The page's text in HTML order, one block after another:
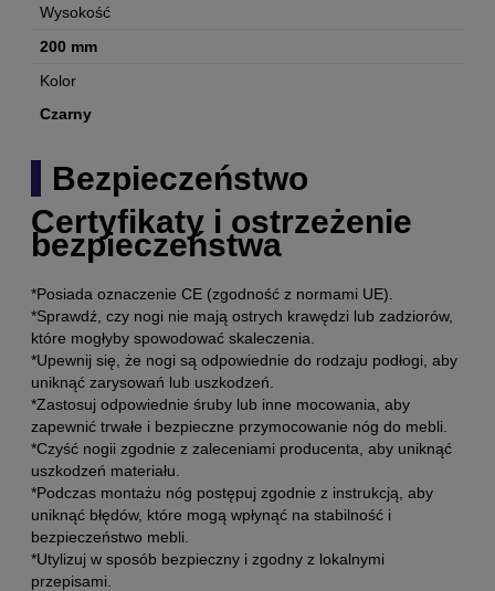
Wysokość
200 mm
Kolor
Czarny
Bezpieczeństwo
Certyfikaty i ostrzeżenie
bezpieczeństwa
*Posiada oznaczenie CE (zgodność z normami UE).
*Sprawdź, czy nogi nie mają ostrych krawędzi lub zadziorów,
które mogłyby spowodować skaleczenia.
*Upewnij się, że nogi są odpowiednie do rodzaju podłogi, aby
uniknąć zarysowań lub uszkodzeń.
*Zastosuj odpowiednie śruby lub inne mocowania, aby
zapewnić trwałe i bezpieczne przymocowanie nóg do mebli.
*Czyść nogii zgodnie z zaleceniami producenta, aby uniknąć
uszkodzeń materiału.
*Podczas montażu nóg postępuj zgodnie z instrukcją, aby
uniknąć błędów, które mogą wpłynąć na stabilność i
bezpieczeństwo mebli.
*Utylizuj w sposób bezpieczny i zgodny z lokalnymi
przepisami.